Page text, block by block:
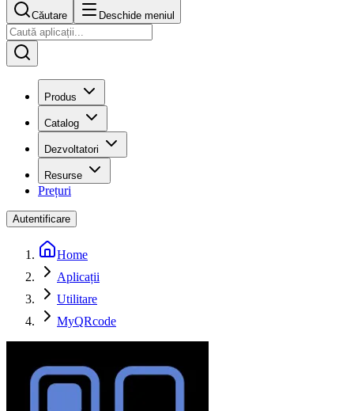
Căutare Deschide meniul
Produs
Catalog
Dezvoltatori
Resurse
Prețuri
Autentificare
Home
Aplicații
Utilitare
MyQRcode